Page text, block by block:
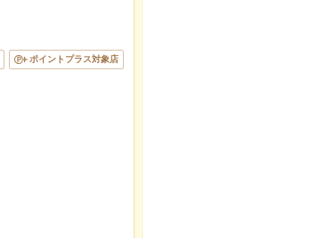
ポイントプラス対象店